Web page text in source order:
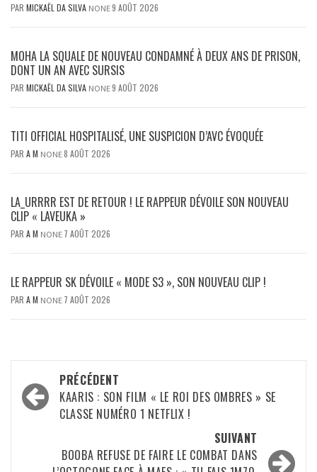
PAR MICKAËL DA SILVA NONE9 AOÛT 2026
MOHA LA SQUALE DE NOUVEAU CONDAMNÉ À DEUX ANS DE PRISON,
DONT UN AN AVEC SURSIS
PAR MICKAËL DA SILVA NONE9 AOÛT 2026
TITI OFFICIAL HOSPITALISÉ, UNE SUSPICION D’AVC ÉVOQUÉE
PAR A M NONE8 AOÛT 2026
LA_URRRR EST DE RETOUR ! LE RAPPEUR DÉVOILE SON NOUVEAU
CLIP « LAVEUKA »
PAR A M NONE 7 AOÛT 2026
LE RAPPEUR SK DÉVOILE « MODE S3 », SON NOUVEAU CLIP !
PAR A M NONE 7 AOÛT 2026
Navigation
d’article
PRÉCÉDENT
KAARIS : SON FILM « LE ROI DES OMBRES » SE
CLASSE NUMÉRO 1 NETFLIX !
SUIVANT
BOOBA REFUSE DE FAIRE LE COMBAT DANS